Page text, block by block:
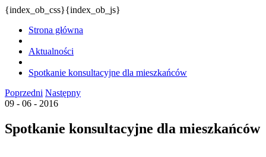
{index_ob_css}{index_ob_js}
Strona główna
Aktualności
Spotkanie konsultacyjne dla mieszkańców
Poprzedni Następny
09 - 06 - 2016
Spotkanie konsultacyjne dla mieszkańców